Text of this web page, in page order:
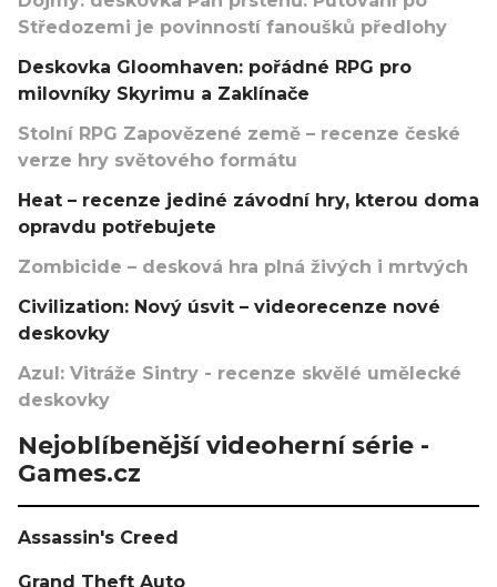
Středozemi je povinností fanoušků předlohy
Deskovka Gloomhaven: pořádné RPG pro
milovníky Skyrimu a Zaklínače
Stolní RPG Zapovězené země – recenze české
verze hry světového formátu
Heat – recenze jediné závodní hry, kterou doma
opravdu potřebujete
Zombicide – desková hra plná živých i mrtvých
Civilization: Nový úsvit – videorecenze nové
deskovky
Azul: Vitráže Sintry - recenze skvělé umělecké
deskovky
Nejoblíbenější videoherní série -
Games.cz
Assassin's Creed
Grand Theft Auto